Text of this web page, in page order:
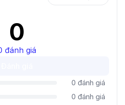
0
đánh giá
0 đánh giá
0 đánh giá